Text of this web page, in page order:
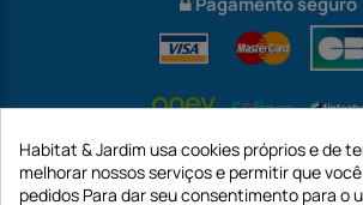
Habitat & Jardim usa cookies próprios e de
melhorar nossos serviços e permitir que
pedidos Para dar seu consentimento para o